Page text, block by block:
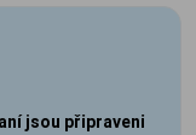
jsou připraveni